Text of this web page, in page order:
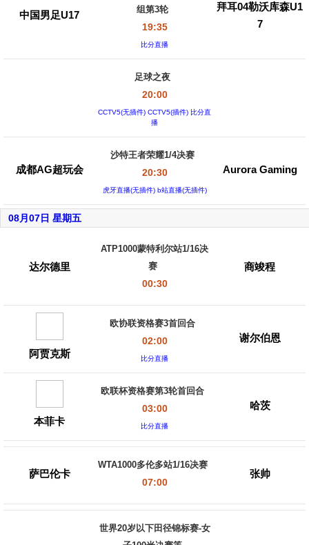
中国男足U17
组第3轮
19:35
比分直播
拜耳04勒沃库森U1
7
足球之夜
20:00
CCTV5(无插件) CCTV5(插件) 比分直
播
成都AG超玩会
沙特王者荣耀1/4决赛
20:30
虎牙直播(无插件) b站直播(无插件)
Aurora Gaming
08月07日 星期五
达尔德里
ATP1000蒙特利尔站1/16决
赛
00:30
商竣程
阿贾克斯
欧协联资格赛3首回合
02:00
比分直播
谢尔伯恩
本菲卡
欧联杯资格赛第3轮首回合
03:00
比分直播
哈茨
萨巴伦卡
WTA1000多伦多站1/16决赛
07:00
张帅
世界20岁以下田径锦标赛-女